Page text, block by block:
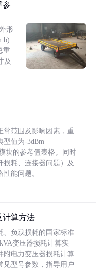
参
形
b)
重
及
常范围及影响因素，重
型值为-3dBm
块的参考值表格。同时
耗、连接器问题）及
能问题。
计算方法
、负载损耗的国家标准
变压器损耗计算实
附电力变压器损耗计算
见型号参数，指导用户